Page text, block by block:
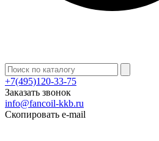
+7(495)120-33-75
Заказать звонок
info@fancoil-kkb.ru
Скопировать e-mail